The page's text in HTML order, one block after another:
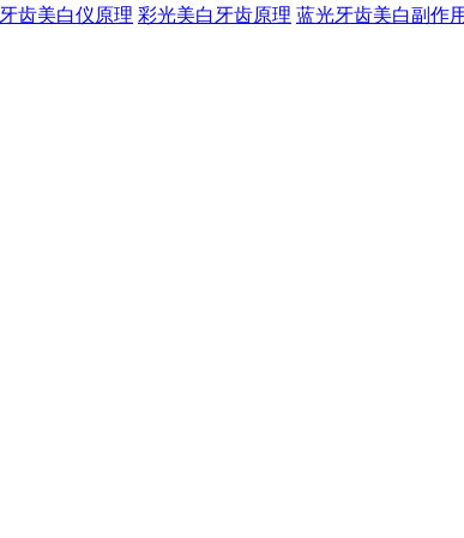
牙齿美白仪原理 彩光美白牙齿原理 蓝光牙齿美白副作用